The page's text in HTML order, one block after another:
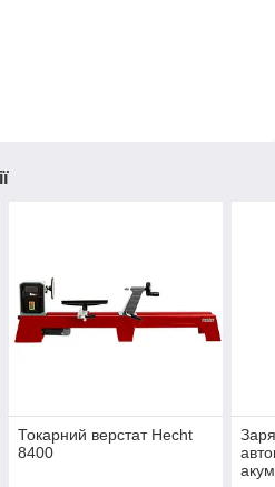
Токарний верстат Hecht
8400